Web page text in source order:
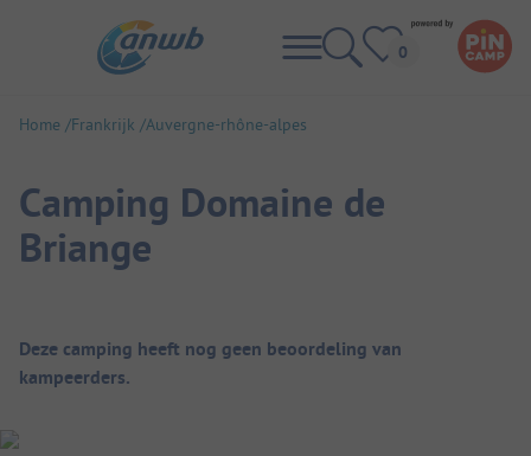
Home Frankrijk Auvergne-rhône-alpes
Camping Domaine de
Briange
Camping overzicht
Deze camping heeft nog geen beoordeling van
kampeerders.